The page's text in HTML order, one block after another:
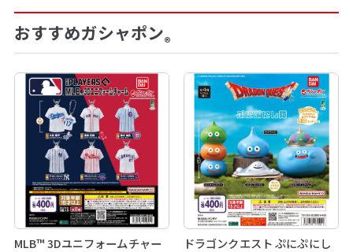
おすすめガシャポン®
MLB™ 3Dユニフォームチャー
ドラゴンクエスト ぷにぷにし